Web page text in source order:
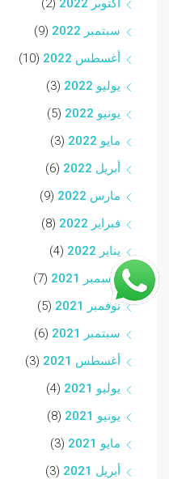
أكتوبر 2022
(2)
سبتمبر 2022
(9)
أغسطس 2022
(10)
يوليو 2022
(3)
يونيو 2022
(5)
مايو 2022
(3)
أبريل 2022
(6)
مارس 2022
(9)
فبراير 2022
(8)
يناير 2022
(4)
ديسمبر 2021
(7)
نوفمبر 2021
(5)
سبتمبر 2021
(6)
أغسطس 2021
(3)
يوليو 2021
(4)
يونيو 2021
(8)
مايو 2021
(3)
أبريل 2021
(3)